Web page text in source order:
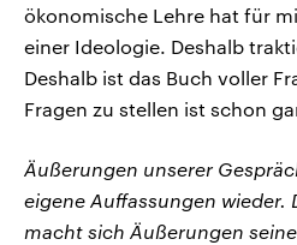
ökonomische Lehre hat für
einer Ideologie. Deshalb
Deshalb ist das Buch voller
Fragen zu stellen ist schon
Äußerungen unserer
eigene Auffassungen wieder.
macht sich Äußerungen